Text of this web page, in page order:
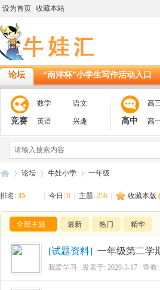
设为首页 收藏本站
论坛 “南洋杯”小学生写作活动入口
竞赛
数学 语文
英语 兴趣 高中
高
高
论坛
›
牛娃小学
›
一年级
排名: 35 今日: 0 主题: 256 收藏本版 (
全部主题 最新 热门 精华
[试题资料] 一年级第二学
我爱学习 发表于: 2020-3-17 查看: